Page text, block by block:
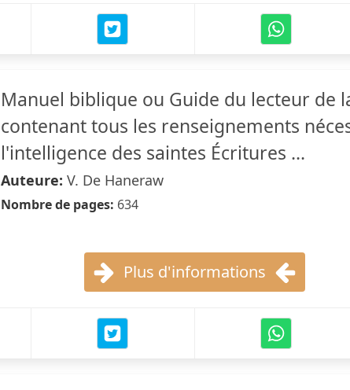
Manuel biblique ou Guide du lecteur de
contenant tous les renseignements
l'intelligence des saintes Écritures ...
Auteure: V. De Haneraw
Nombre de pages: 634
Plus d'informations